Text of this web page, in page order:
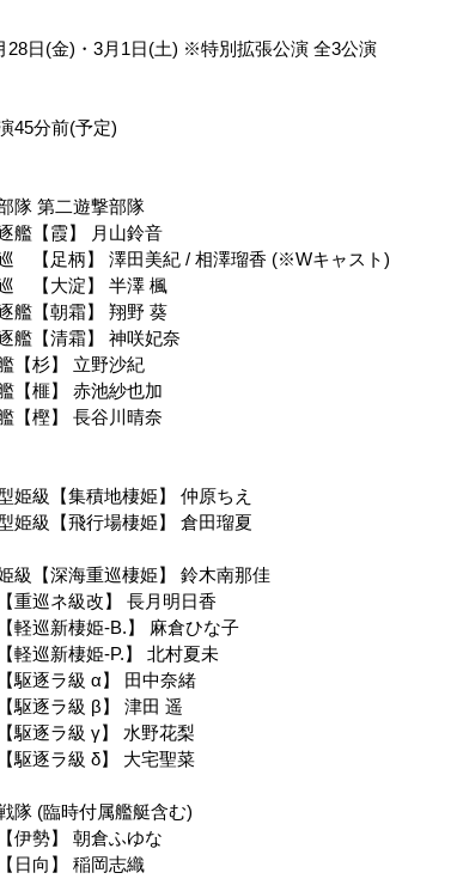
28日(金)・3月1日(土) ※特別拡張公演 全3公演
45分前(予定)
隊 第二遊撃部隊
艦【霞】 月山鈴音
　【足柄】 澤田美紀 / 相澤瑠香 (※Wキャスト)
　【大淀】 半澤 楓
艦【朝霜】 翔野 葵
艦【清霜】 神咲妃奈
【杉】 立野沙紀
【榧】 赤池紗也加
【樫】 長谷川晴奈
姫級【集積地棲姫】 仲原ちえ
姫級【飛行場棲姫】 倉田瑠夏
級【深海重巡棲姫】 鈴木南那佳
重巡ネ級改】 長月明日香
軽巡新棲姫-B.】 麻倉ひな子
軽巡新棲姫-P.】 北村夏未
駆逐ラ級 α】 田中奈緒
駆逐ラ級 β】 津田 遥
駆逐ラ級 γ】 水野花梨
駆逐ラ級 δ】 大宅聖菜
隊 (臨時付属艦艇含む)
伊勢】 朝倉ふゆな
日向】 稲岡志織